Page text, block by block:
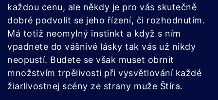
každou cenu, ale někdy je pro vás skutečně
dobré podvolit se jeho řízení, či rozhodnutím.
Má totiž neomylný instinkt a když s ním
vpadnete do vášnivé lásky tak vás už nikdy
neopustí. Budete se však muset obrnit
množstvím trpělivosti při vysvětlování každé
žiarlivostnej scény ze strany muže Štíra.